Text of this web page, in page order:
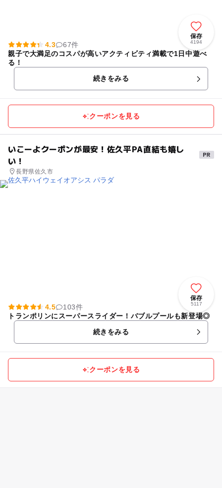
保存
4194
4.3
67件
親子で大満足のコスパが高いアクティビティ満載で1日中遊べ
る！
続きをみる
クーポンを見る
いこーよクーポンが最安！佐久平PA直結も嬉し
い！
長野県佐久市
保存
5117
4.5
103件
トランポリンにスーパースライダー！バブルプールも新登場◎
続きをみる
クーポンを見る